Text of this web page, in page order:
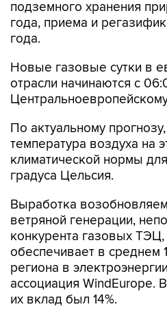
подземного хранения
года, приема и
года.
Новые газовые сутки в
отрасли начинаются c
По актуальному
температура воздуха на
климатической нормы
градуса Цельсия.
Выработка
ветряной генерации,
конкурента газовых
обеспечивает в среднем
региона в
ассоциация WindEurope.
их вклад был 14%.